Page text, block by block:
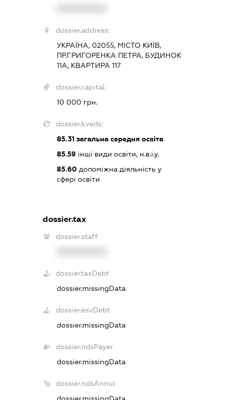
dossier.address:
УКРАЇНА, 02055, МІСТО КИЇВ,
ПР.ГРИГОРЕНКА ПЕТРА, БУДИНОК
11А, КВАРТИРА 117
dossier.capital:
10 000 грн.
dossier.kveds:
85.31загальна середня освіта
85.59інші види освіти, н.в.і.у.
85.60допоміжна діяльність у
сфері освіти
dossier.tax
dossier.staff
dossier.taxDebt
dossier.missingData
dossier.esvDebt
dossier.missingData
dossier.ndsPayer
dossier.missingData
dossier.ndsAnnul